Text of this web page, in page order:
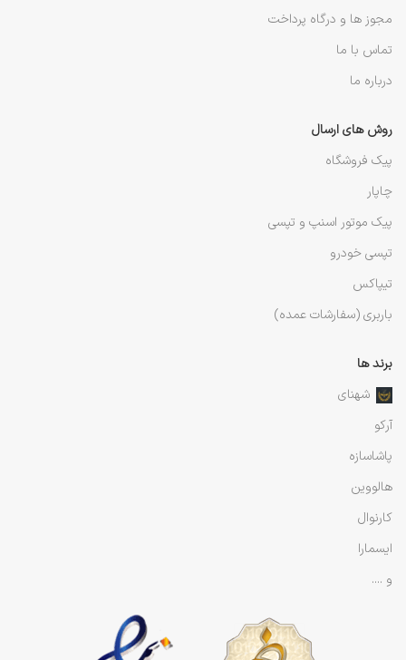
مجوز ها و درگاه پرداخت
تماس با ما
درباره ما
روش های ارسال
پیک فروشگاه
چاپار
پیک موتور اسنپ و تپسی
تپسی خودرو
تیپاکس
باربری (سفارشات عمده)
برند ها
شهنای
آرکو
پاشاسازه
هالووین
کارنوال
ایسمارا
و ....